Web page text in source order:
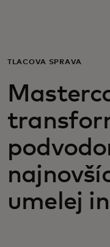
Pre firmy
Pre svet
Pre
Novinky a
TLAČOVÁ SPRÁVA
umelej